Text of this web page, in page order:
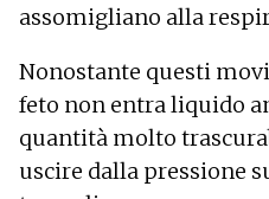
assomigliano alla
Nonostante questi
feto non entra liquido
quantità molto
uscire dalla pressione